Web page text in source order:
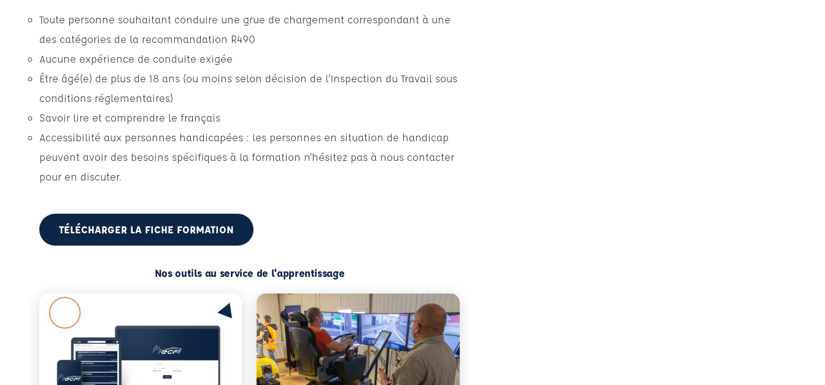
Toute personne souhaitant conduire une grue de chargement correspondant à une
des catégories de la recommandation R490
Aucune expérience de conduite exigée
Être âgé(e) de plus de 18 ans (ou moins selon décision de l’Inspection du Travail sous
conditions réglementaires)
Savoir lire et comprendre le français
Accessibilité aux personnes handicapées : les personnes en situation de handicap
peuvent avoir des besoins spécifiques à la formation n’hésitez pas à nous contacter
pour en discuter.
TÉLÉCHARGER LA FICHE FORMATION
Nos outils au service de l'apprentissage